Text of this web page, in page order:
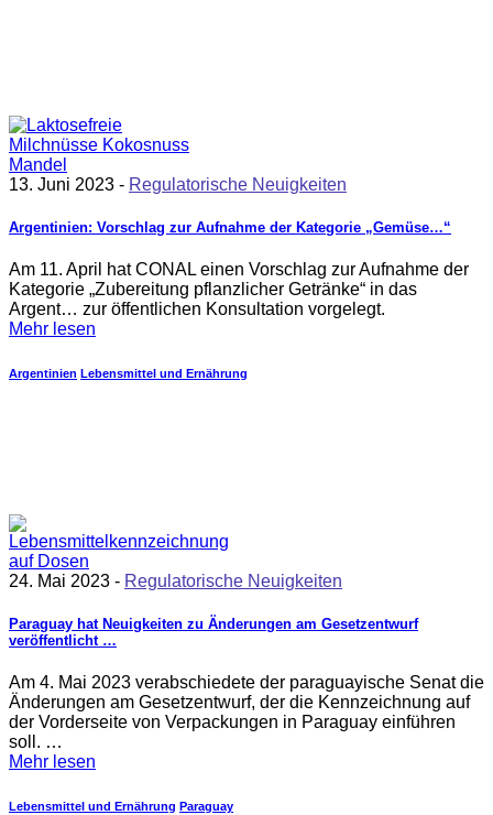
13. Juni 2023 - Regulatorische Neuigkeiten
Argentinien: Vorschlag zur Aufnahme der Kategorie „Gemüse…“
Am 11. April hat CONAL einen Vorschlag zur Aufnahme der
Kategorie „Zubereitung pflanzlicher Getränke“ in das
Argent… zur öffentlichen Konsultation vorgelegt.
Mehr lesen
Argentinien Lebensmittel und Ernährung
24. Mai 2023 - Regulatorische Neuigkeiten
Paraguay hat Neuigkeiten zu Änderungen am Gesetzentwurf
veröffentlicht …
Am 4. Mai 2023 verabschiedete der paraguayische Senat die
Änderungen am Gesetzentwurf, der die Kennzeichnung auf
der Vorderseite von Verpackungen in Paraguay einführen
soll. …
Mehr lesen
Lebensmittel und Ernährung Paraguay